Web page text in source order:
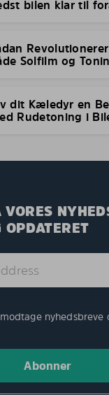
bilen klar til
Solfilm og
dit Kæledyr en
Rudetoning i
nyhedsbreve